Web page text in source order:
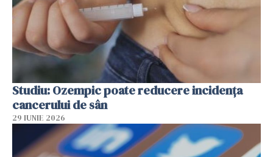
Studiu: Ozempic poate reducere incidența
cancerului de sân
29 IUNIE 2026